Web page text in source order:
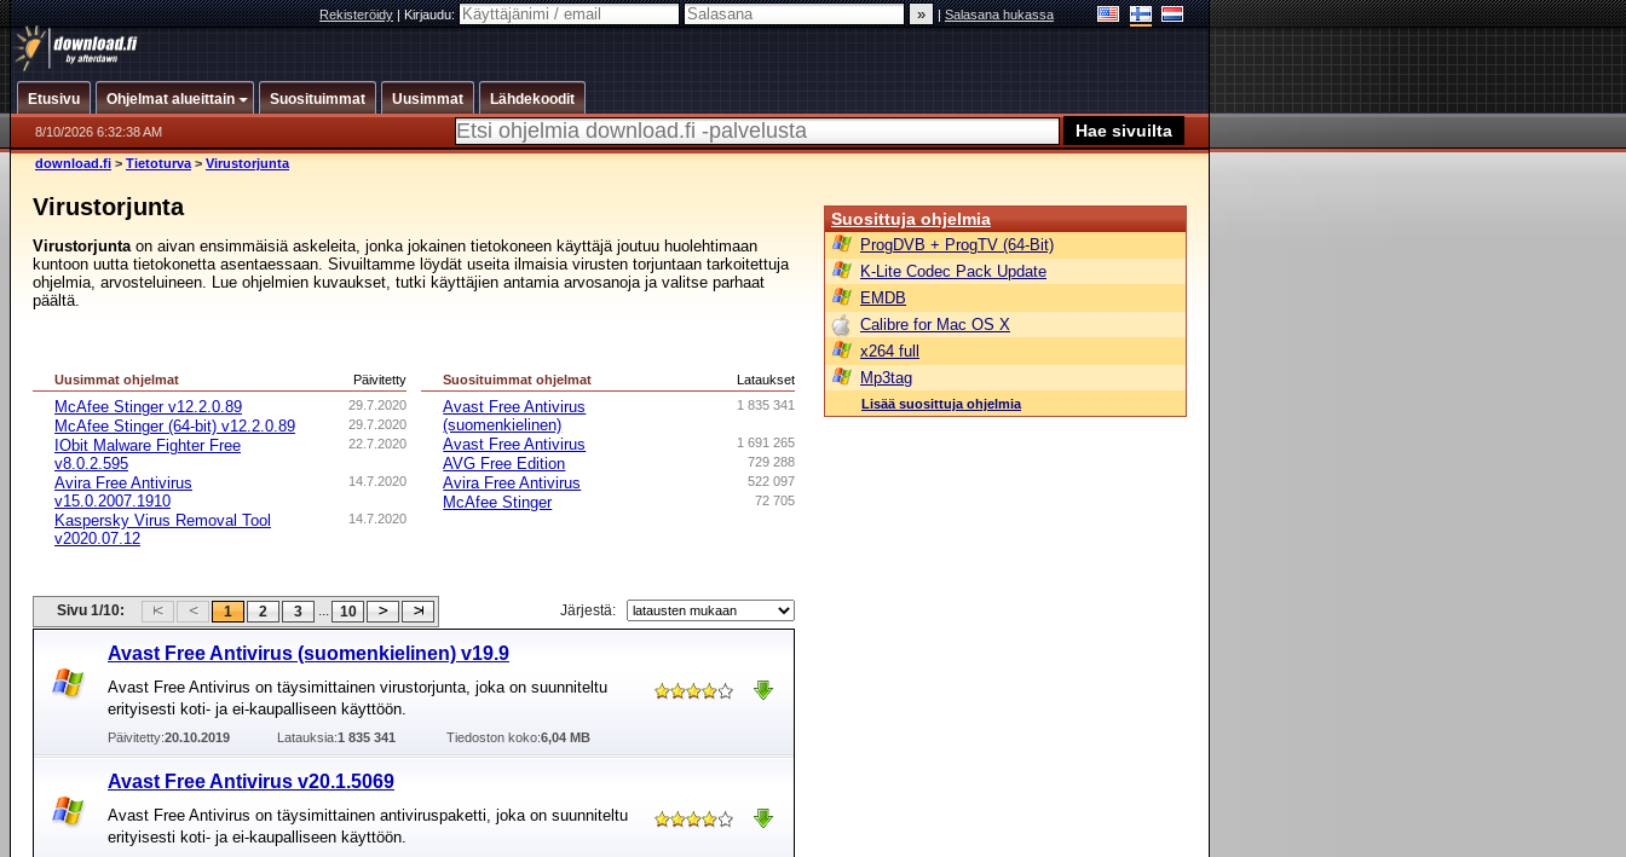
Rekisteröidy|Kirjaudu: |Salasana hukassa
Etusivu Ohjelmat alueittain Suosituimmat Uusimmat Lähdekoodit
8/10/2026 6:32:38 AM
download.fi > Tietoturva > Virustorjunta
Virustorjunta
Virustorjuntaon aivan ensimmäisiä askeleita, jonka jokainen tietokoneen käyttäjä joutuu huolehtimaan
kuntoon uutta tietokonetta asentaessaan. Sivuiltamme löydät useita ilmaisia virusten torjuntaan tarkoitettuja
ohjelmia, arvosteluineen. Lue ohjelmien kuvaukset, tutki käyttäjien antamia arvosanoja ja valitse parhaat
päältä.
Päivitetty
Uusimmat ohjelmat
29.7.2020
McAfee Stinger v12.2.0.89
29.7.2020
McAfee Stinger (64-bit) v12.2.0.89
22.7.2020
IObit Malware Fighter Free
v8.0.2.595
14.7.2020
Avira Free Antivirus
v15.0.2007.1910
14.7.2020
Kaspersky Virus Removal Tool
v2020.07.12
Lataukset
Suosituimmat ohjelmat
1 835 341
Avast Free Antivirus
(suomenkielinen)
1 691 265
Avast Free Antivirus
729 288
AVG Free Edition
522 097
Avira Free Antivirus
72 705
McAfee Stinger
Sivu 1/10: 1 2 3 ... 10 Järjestä:
Avast Free Antivirus (suomenkielinen) v19.9
Avast Free Antivirus on täysimittainen virustorjunta, joka on suunniteltu
erityisesti koti- ja ei-kaupalliseen käyttöön.
Päivitetty:20.10.2019 Latauksia:1 835 341 Tiedoston koko:6,04 MB
Avast Free Antivirus v20.1.5069
Avast Free Antivirus on täysimittainen antiviruspaketti, joka on suunniteltu
erityisesti koti- ja ei-kaupalliseen käyttöön.
Suosittuja ohjelmia
ProgDVB + ProgTV (64-Bit)
K-Lite Codec Pack Update
EMDB
Calibre for Mac OS X
x264 full
Mp3tag
Lisää suosittuja ohjelmia